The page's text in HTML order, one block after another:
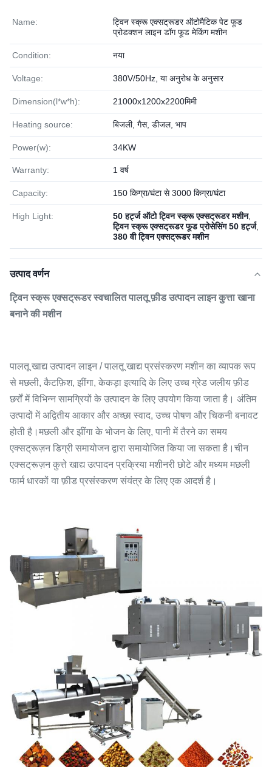
Name:
ट्विन स्क्रू एक्सट्रूडर ऑटोमैटिक पेट फूड
प्रोडक्शन लाइन डॉग फूड मेकिंग मशीन
Condition: नया
Voltage: 380V/50Hz, या अनुरोध के अनुसार
Dimension(l*w*h): 21000x1200x2200मिमी
Heating source: बिजली, गैस, डीजल, भाप
Power(w): 34KW
Warranty: 1 वर्ष
Capacity: 150 किग्रा/घंटा से 3000 किग्रा/घंटा
High Light: 50 हर्ट्ज ऑटो ट्विन स्क्रू एक्सट्रूडर मशीन,
ट्विन स्क्रू एक्सट्रूडर फूड प्रोसेसिंग 50 हर्ट्ज,
380 वी ट्विन एक्सट्रूडर मशीन
उत्पाद वर्णन
ट्विन स्क्रू एक्सट्रूडर स्वचालित पालतू फ़ीड उत्पादन लाइन कुत्ता खाना
बनाने की मशीन
पालतू खाद्य उत्पादन लाइन / पालतू खाद्य प्रसंस्करण मशीन का व्यापक रूप
से मछली, कैटफ़िश, झींगा, केकड़ा इत्यादि के लिए उच्च ग्रेड जलीय फ़ीड
छर्रों में विभिन्न सामग्रियों के उत्पादन के लिए उपयोग किया जाता है। अंतिम
उत्पादों में अद्वितीय आकार और अच्छा स्वाद, उच्च पोषण और चिकनी बनावट
होती है।मछली और झींगा के भोजन के लिए, पानी में तैरने का समय
एक्सट्रूज़न डिग्री समायोजन द्वारा समायोजित किया जा सकता है।चीन
एक्सट्रूज़न कुत्ते खाद्य उत्पादन प्रक्रिया मशीनरी छोटे और मध्यम मछली
फार्म धारकों या फ़ीड प्रसंस्करण संयंत्र के लिए एक आदर्श है।